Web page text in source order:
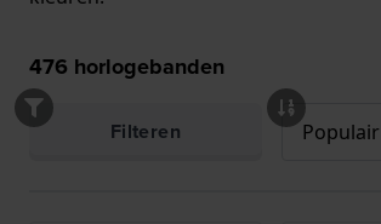
476 horlogebanden
Filteren